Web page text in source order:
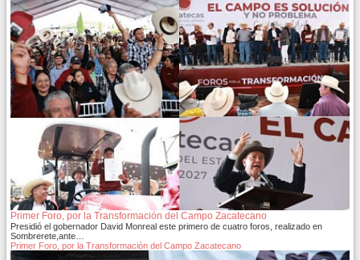
Primer Foro, por la Transformación del Campo Zacatecano
Presidió el gobernador David Monreal este primero de cuatro foros, realizado en
Sombrerete,ante…
Primer Foro, por la Transformación del Campo Zacatecano